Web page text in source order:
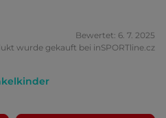
Bewertet: 6. 7. 2025
wurde gekauft bei inSPORTline.cz